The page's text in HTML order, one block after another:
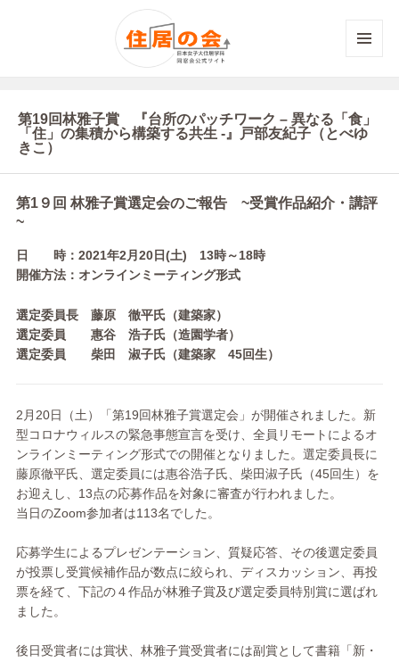
ット
第19回林雅子賞 『台所のパッチワーク – 異なる「食」
「住」の集積から構築する共生 -』戸部友紀子（とべゆ
きこ）
第1９回 林雅子賞選定会のご報告 ~受賞作品紹介・講評
~
日 時：2021年2月20日(土) 13時～18時
開催方法：オンラインミーティング形式
選定委員長 藤原 徹平氏（建築家）
選定委員 惠谷 浩子氏（造園学者）
選定委員 柴田 淑子氏（建築家 45回生）
2月20日（土）「第19回林雅子賞選定会」が開催されました。新
型コロナウィルスの緊急事態宣言を受け、全員リモートによるオ
ンラインミーティング形式での開催となりました。選定委員長に
藤原徹平氏、選定委員には惠谷浩子氏、柴田淑子氏（45回生）を
お迎えし、13点の応募作品を対象に審査が行われました。
当日のZoom参加者は113名でした。
応募学生によるプレゼンテーション、質疑応答、その後選定委員
が投票し受賞候補作品が数点に絞られ、ディスカッション、再投
票を経て、下記の４作品が林雅子賞及び選定委員特別賞に選ばれ
ました。
後日受賞者には賞状、林雅子賞受賞者には副賞として書籍「新・